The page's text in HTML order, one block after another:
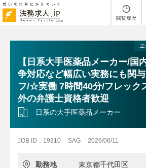
閲覧履歴
【日系大手医薬品メーカー/国
争対応など幅広い実務にも関
フ/☆実働 7時間40分/フレック
外の弁護士資格者歓迎
日系の大手医薬品メーカー
JOB ID：19310 SAG 2026/06/11
勤務地
東京都千代田区